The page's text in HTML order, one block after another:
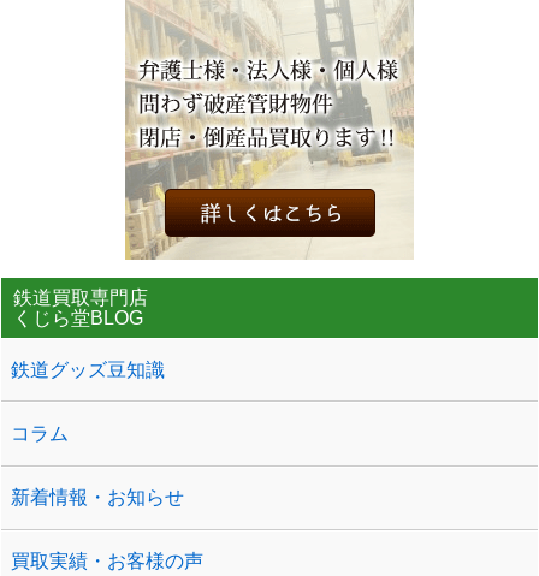
鉄道買取専門店
くじら堂BLOG
鉄道グッズ豆知識
コラム
新着情報・お知らせ
買取実績・お客様の声